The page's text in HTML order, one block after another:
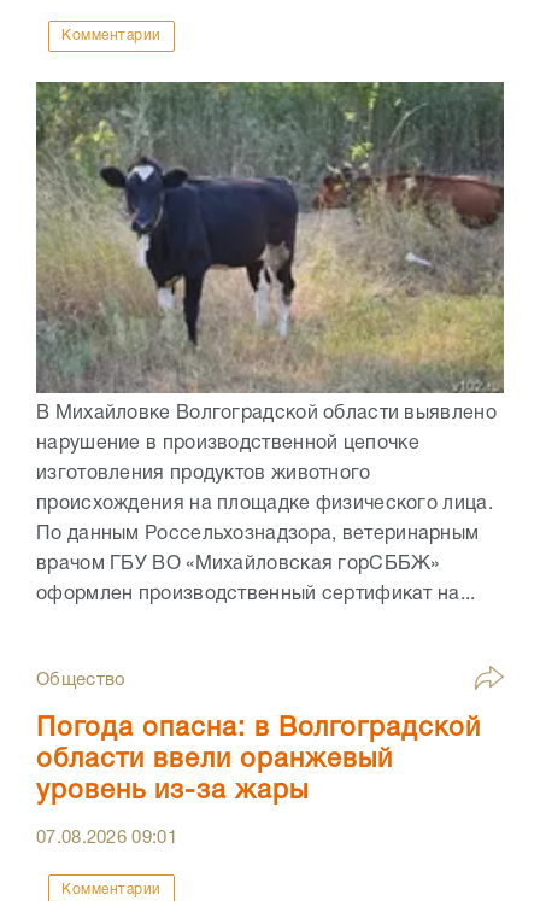
Комментарии
В Михайловке Волгоградской области выявлено
нарушение в производственной цепочке
изготовления продуктов животного
происхождения на площадке физического лица.
По данным Россельхознадзора, ветеринарным
врачом ГБУ ВО «Михайловская горСББЖ»
оформлен производственный сертификат на...
Общество
Погода опасна: в Волгоградской
области ввели оранжевый
уровень из-за жары
07.08.202609:01
Комментарии